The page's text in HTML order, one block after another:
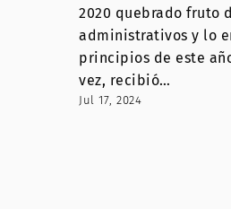
2020 quebrado fruto
administrativos y lo
principios de este
vez, recibió…
Jul 17, 2024